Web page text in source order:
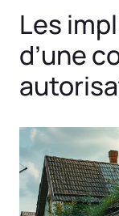
Les
d’une